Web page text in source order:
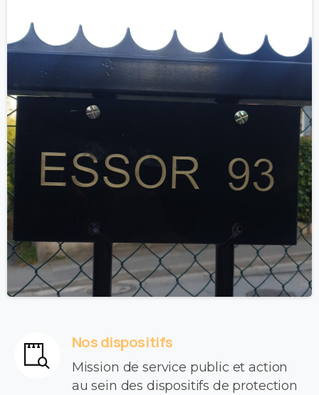
Nos dispositifs
Mission de service public et action
au sein des dispositifs de protection